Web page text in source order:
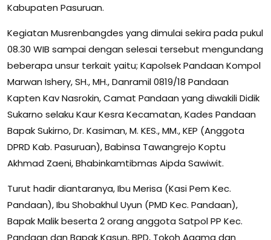
Kabupaten Pasuruan.
Kegiatan Musrenbangdes yang dimulai sekira pada pukul
08.30 WIB sampai dengan selesai tersebut mengundang
beberapa unsur terkait yaitu; Kapolsek Pandaan Kompol
Marwan Ishery, SH., MH., Danramil 0819/18 Pandaan
Kapten Kav Nasrokin, Camat Pandaan yang diwakili Didik
Sukarno selaku Kaur Kesra Kecamatan, Kades Pandaan
Bapak Sukirno, Dr. Kasiman, M. KES., MM., KEP (Anggota
DPRD Kab. Pasuruan), Babinsa Tawangrejo Koptu
Akhmad Zaeni, Bhabinkamtibmas Aipda Sawiwit.
Turut hadir diantaranya, Ibu Merisa (Kasi Pem Kec.
Pandaan), Ibu Shobakhul Uyun (PMD Kec. Pandaan),
Bapak Malik beserta 2 orang anggota Satpol PP Kec.
Pandaan dan Bapak Kasun, BPD, Tokoh Agama dan